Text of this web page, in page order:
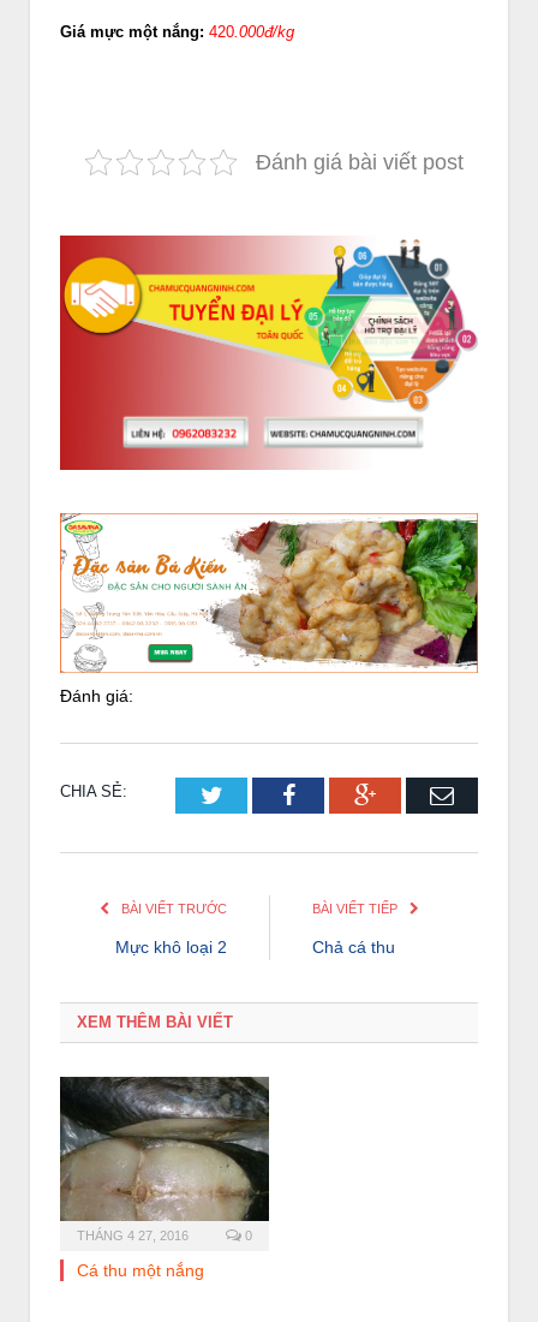
Giá mực một nắng: 420.000đ/kg
Đánh giá bài viết post
Đánh giá:
CHIA SẺ: TwitterFacebookGoogle+Email
BÀI VIẾT TRƯỚC
Mực khô loại 2
BÀI VIẾT TIẾP
Chả cá thu
XEM THÊM BÀI VIẾT
THÁNG 4 27, 2016 0
Cá thu một nắng